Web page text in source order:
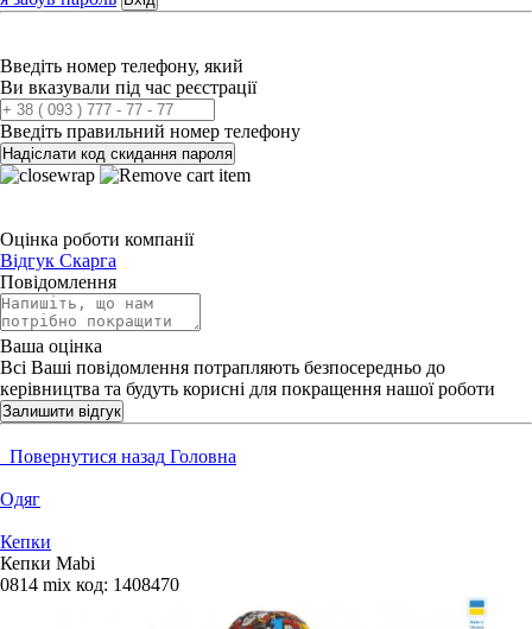
Введіть номер телефону, який
Ви вказували під час реєстрації
Введіть правильний номер телефону
Надіслати код скидання пароля
Оцінка роботи компанії
Відгук Скарга
Повідомлення
Ваша оцінка
Всі Ваші повідомлення потрапляють безпосередньо до
керівництва та будуть корисні для покращення нашої роботи
Залишити відгук
Повернутися назад Головна
Одяг
Кепки
Кепки Mabi
0814 mix код: 1408470